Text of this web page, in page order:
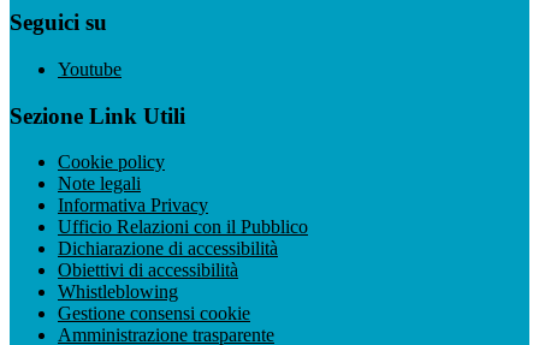
Seguici su
Youtube
Sezione Link Utili
Cookie policy
Note legali
Informativa Privacy
Ufficio Relazioni con il Pubblico
Dichiarazione di accessibilità
Obiettivi di accessibilità
Whistleblowing
Gestione consensi cookie
Amministrazione trasparente